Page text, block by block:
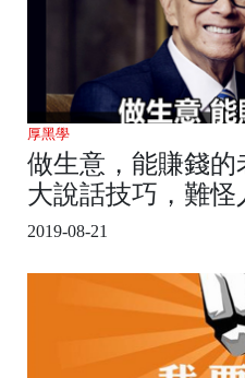
厚黑學
做生意，能賺錢
大說話技巧，難怪
2019-08-21